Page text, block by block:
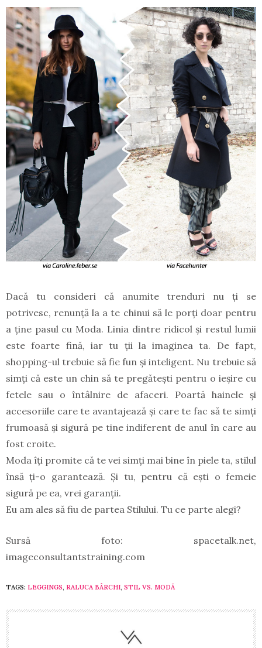
Dacă tu consideri că anumite trenduri nu ți se
potrivesc, renunță la a te chinui să le porți doar pentru
a ține pasul cu Moda. Linia dintre ridicol și restul lumii
este foarte fină, iar tu ții la imaginea ta. De fapt,
shopping-ul trebuie să fie fun și inteligent. Nu trebuie să
simți că este un chin să te pregătești pentru o ieșire cu
fetele sau o întâlnire de afaceri. Poartă hainele și
accesoriile care te avantajează și care te fac să te simți
frumoasă și sigură pe tine indiferent de anul în care au
fost croite.
Moda îți promite că te vei simți mai bine în piele ta, stilul
însă ți-o garantează. Și tu, pentru că ești o femeie
sigură pe ea, vrei garanții.
Eu am ales să fiu de partea Stilului. Tu ce parte alegi?
Sursă foto: spacetalk.net,
imageconsultantstraining.com
TAGS: LEGGINGS, RALUCA BÂRCHI, STIL VS. MODĂ